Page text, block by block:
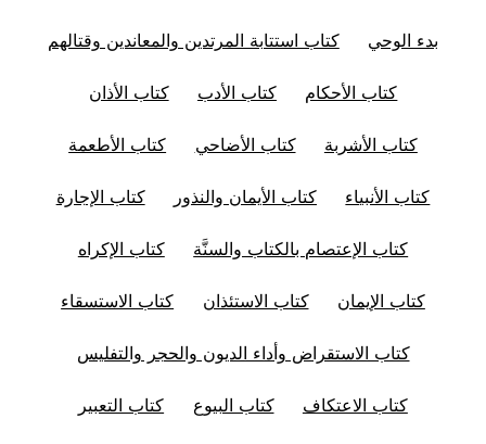
بدء الوحي كتاب استتابة المرتدين والمعاندين وقتالهم
كتاب الأحكام كتاب الأدب كتاب الأذان
كتاب الأشربة كتاب الأضاحي كتاب الأطعمة
كتاب الأنبياء كتاب الأيمان والنذور كتاب الإجارة
كتاب الإعتصام بالكتاب والسنَّة كتاب الإكراه
كتاب الإيمان كتاب الاستئذان كتاب الاستسقاء
كتاب الاستقراض وأداء الديون والحجر والتفليس
كتاب الاعتكاف كتاب البيوع كتاب التعبير